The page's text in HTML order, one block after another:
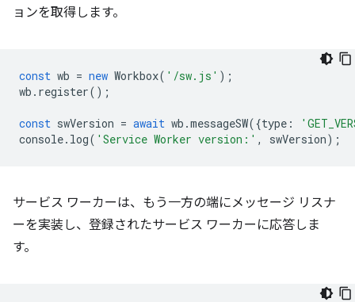
ョンを取得します。
const wb = new Workbox( '/sw.js' );
wb . register();
const swVersion = await wb .messageSW({type :
console. log( 'Service Worker version:' , swVersion);
サービス ワーカーは、もう一方の端にメッセージ リスナ
ーを実装し、登録されたサービス ワーカーに応答しま
す。